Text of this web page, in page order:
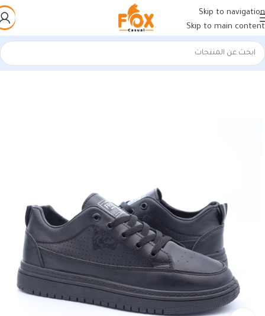
Skip to navigation
Skip to main content
الرئيسية/أحذية رجالي/كوتشي رجالي